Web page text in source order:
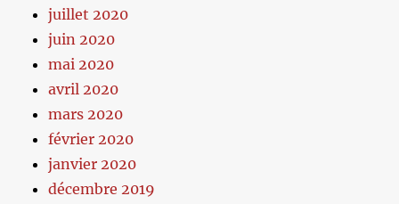
juillet 2020
juin 2020
mai 2020
avril 2020
mars 2020
février 2020
janvier 2020
décembre 2019